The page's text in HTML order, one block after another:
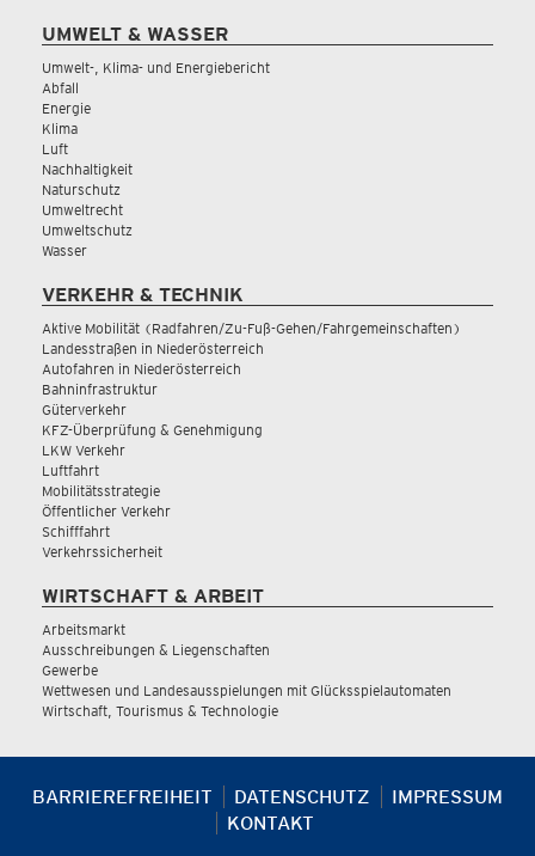
UMWELT & WASSER
Umwelt-, Klima- und Energiebericht
Abfall
Energie
Klima
Luft
Nachhaltigkeit
Naturschutz
Umweltrecht
Umweltschutz
Wasser
VERKEHR & TECHNIK
Aktive Mobilität (Radfahren/Zu-Fuß-Gehen/Fahrgemeinschaften)
Landesstraßen in Niederösterreich
Autofahren in Niederösterreich
Bahninfrastruktur
Güterverkehr
KFZ-Überprüfung & Genehmigung
LKW Verkehr
Luftfahrt
Mobilitätsstrategie
Öffentlicher Verkehr
Schifffahrt
Verkehrssicherheit
WIRTSCHAFT & ARBEIT
Arbeitsmarkt
Ausschreibungen & Liegenschaften
Gewerbe
Wettwesen und Landesausspielungen mit Glücksspielautomaten
Wirtschaft, Tourismus & Technologie
BARRIEREFREIHEIT DATENSCHUTZ
IMPRESSUM
KONTAKT